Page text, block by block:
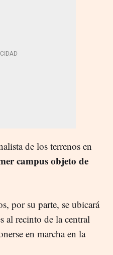
de los terrenos en
campus objeto de
por su parte, se ubicará
al recinto de la central
en marcha en la